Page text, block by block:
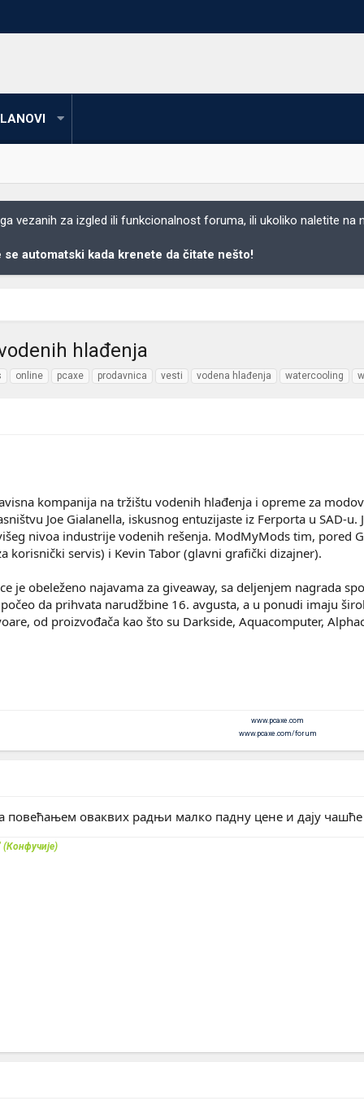
vezanih za izgled ili funkcionalnost foruma, ili ukoliko naletite na
se automatski kada krenete da čitate nešto!
hlađenja
online pcaxe prodavnica vesti vodena hlađenja watercooling
kompanija na tržištu vodenih hlađenja i opreme za
Joe Gialanella, iskusnog entuzijaste iz Ferporta u SAD-
nivoa industrije vodenih rešenja. ModMyMods tim, pored
korisnički servis) i Kevin Tabor (glavni grafički dizajner).
je obeleženo najavama za giveaway, sa deljenjem nagrada
da prihvata narudžbine 16. avgusta, a u ponudi imaju
od proizvođača kao što su Darkside, Aquacomputer,
www.pcaxe.com
www.pcaxe.com/forum
оваквих радњи малко падну цене и дају чашће
(Конфучије)